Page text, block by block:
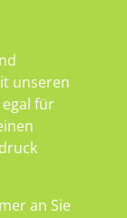
unseren
für
an Sie